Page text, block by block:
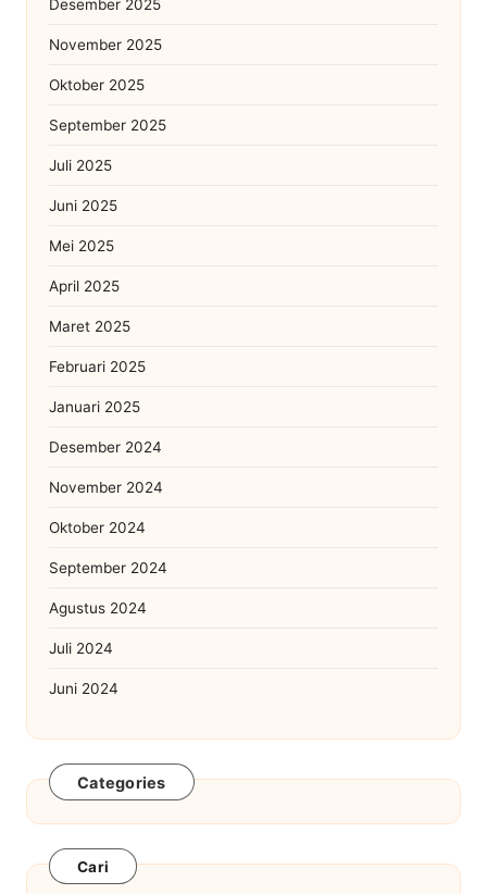
Desember 2025
November 2025
Oktober 2025
September 2025
Juli 2025
Juni 2025
Mei 2025
April 2025
Maret 2025
Februari 2025
Januari 2025
Desember 2024
November 2024
Oktober 2024
September 2024
Agustus 2024
Juli 2024
Juni 2024
Categories
Cari